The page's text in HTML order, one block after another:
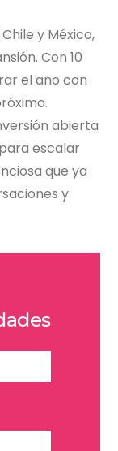
y México,
Con 10
el año con
abierta
escalar
que ya
y